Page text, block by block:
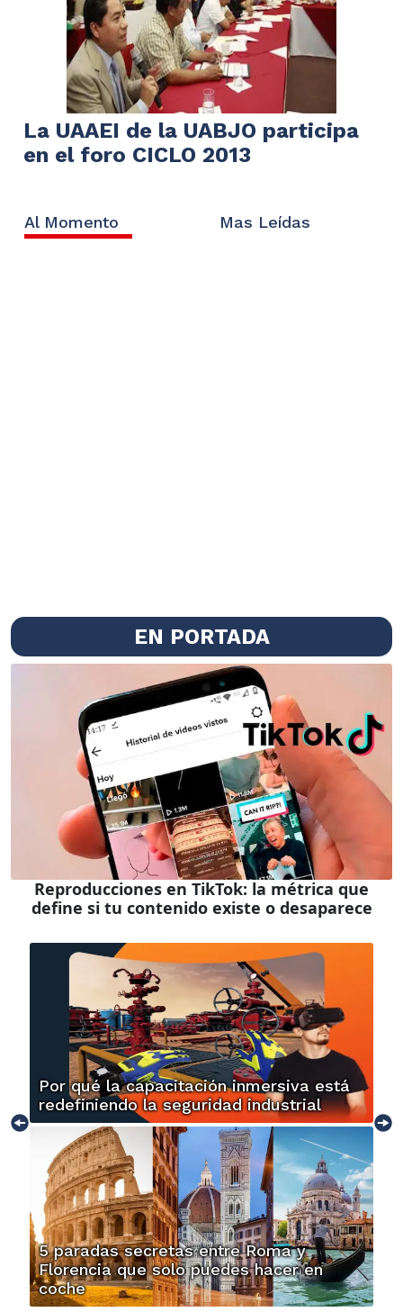
La UAAEI de la UABJO participa
en el foro CICLO 2013
Al Momento Mas Leídas
EN PORTADA
Reproducciones en TikTok: la métrica que
define si tu contenido existe o desaparece
Por qué la capacitación inmersiva está
redefiniendo la seguridad industrial
5 paradas secretas entre Roma y
Florencia que solo puedes hacer en
coche